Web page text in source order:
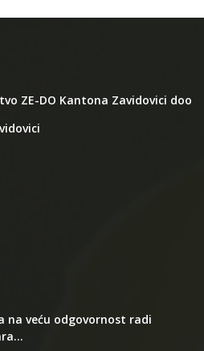
ZE-DO Kantona Zavidovici doo
na veću odgovornost radi